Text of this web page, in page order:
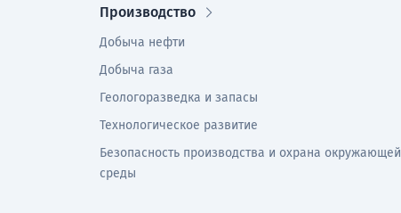
Производство
Добыча нефти
Добыча газа
Геологоразведка и запасы
Технологическое развитие
Безопасность производства и охрана окружающей
среды